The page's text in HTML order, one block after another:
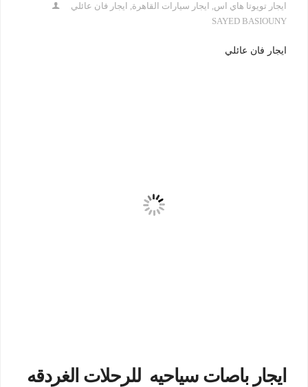
ايجار تويوتا هاي اس, ايجار سيارات القاهرة, ايجار فان عائلي
SAYED BASIOUNY
ايجار فان عائلي
ايجار باصات سياحيه للرحلات الغردقه